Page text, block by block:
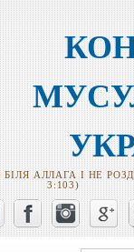
АЛЛАГА І НЕ
3:103)